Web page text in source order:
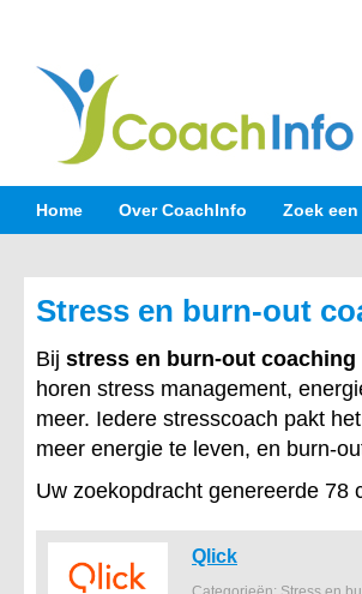
Home Over CoachInfo Zoek
Stress en burn-out
Bij stress en burn-out coaching
horen stress management,
meer. Iedere stresscoach pakt
meer energie te leven, en burn-
Uw zoekopdracht genereerde 78
Qlick